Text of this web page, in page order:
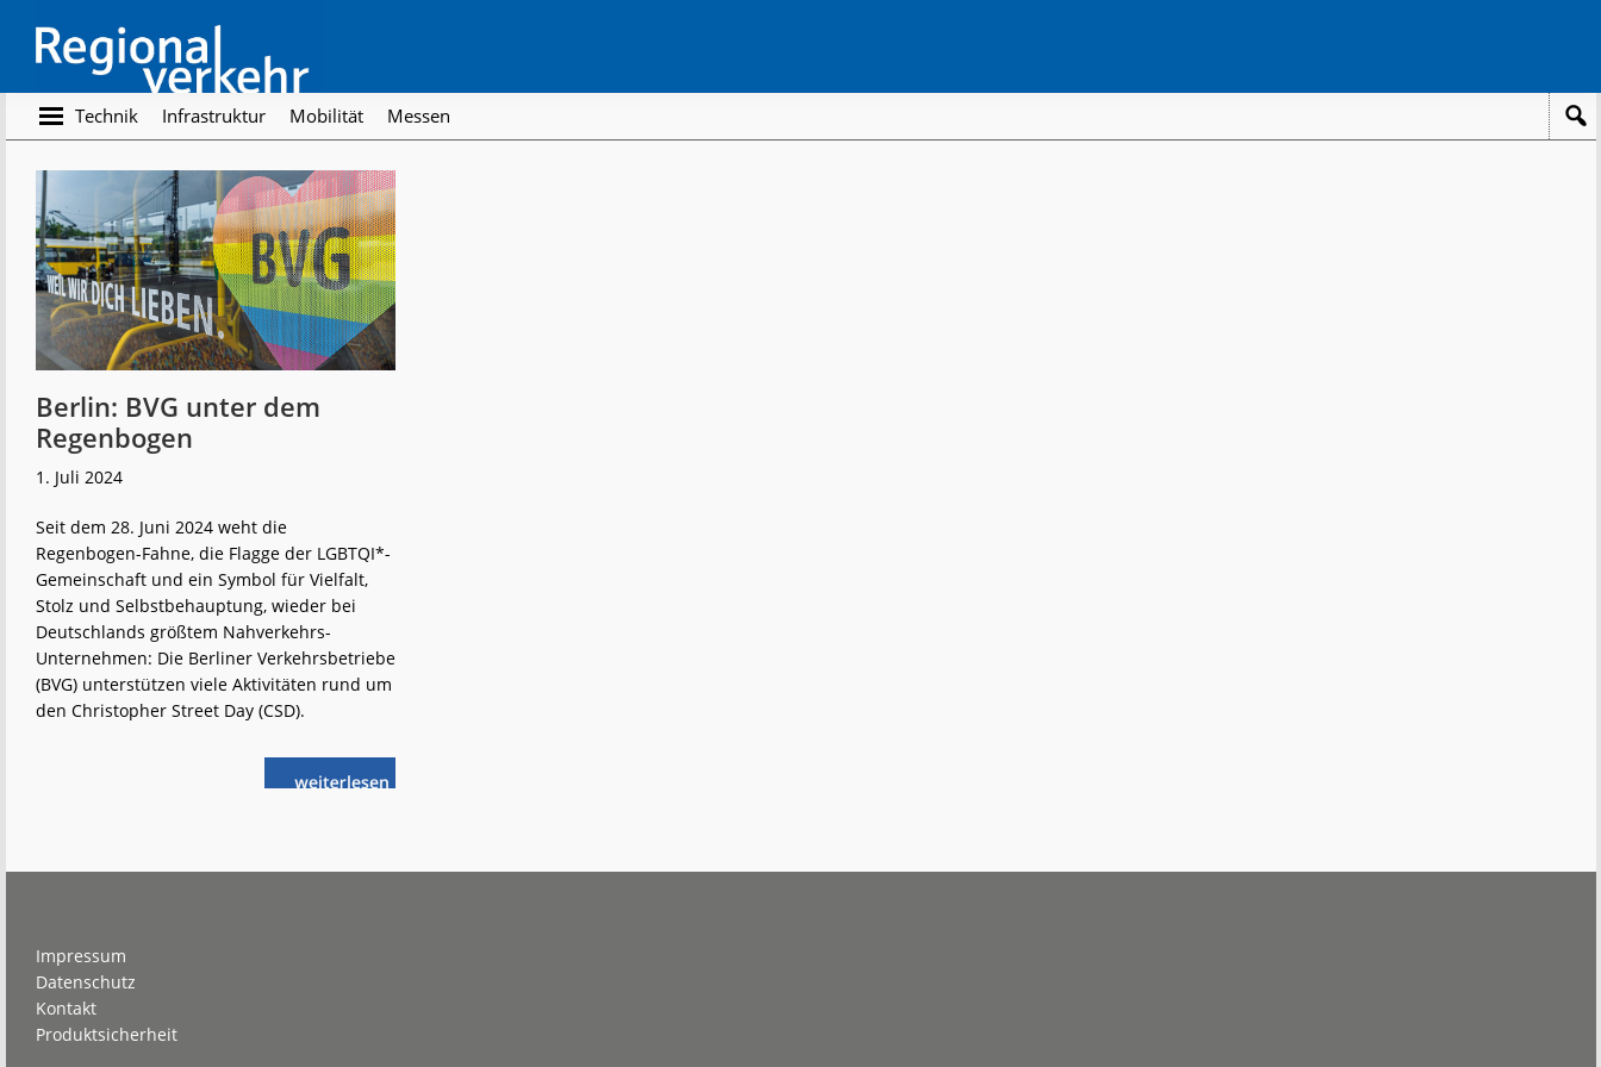
main
content
footer
Regionalverkehr
Die
Fachzeitschrift
den
Öffentlichen
Personennahverkehr
Technik Infrastruktur Mobilität Messen
Berlin: BVG unter dem
Regenbogen
1. Juli 2024
Seit dem 28. Juni 2024 weht die
Regenbogen-Fahne, die Flagge der LGBTQI*-
Gemeinschaft und ein Symbol für Vielfalt,
Stolz und Selbstbehauptung, wieder bei
Deutschlands größtem Nahverkehrs-
Unternehmen: Die Berliner Verkehrsbetriebe
(BVG) unterstützen viele Aktivitäten rund um
den Christopher Street Day (CSD).
weiterlese
nBerlin:
Impressum
Datenschutz
Kontakt
Produktsicherheit